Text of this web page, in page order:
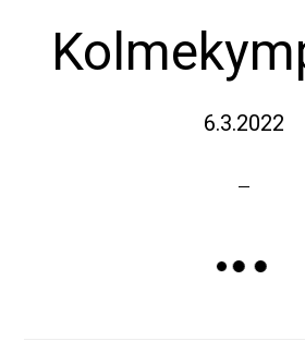
6.3.2022